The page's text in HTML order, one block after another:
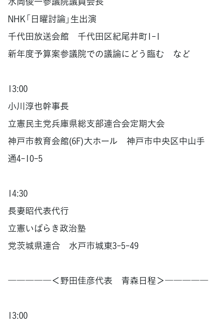
NHK「日曜討論」生出演
千代田放送会館 千代田区紀尾井町1-1
新年度予算案参議院での議論にどう臨む など
13:00
小川淳也幹事長
立憲民主党兵庫県総支部連合会定期大会
神戸市教育会館(6F)大ホール 神戸市中央区中山手
通4-10-5
14:30
長妻昭代表代行
立憲いばらき政治塾
党茨城県連合 水戸市城東3-5-49
―――――＜野田佳彦代表 青森日程＞―――――
13:00